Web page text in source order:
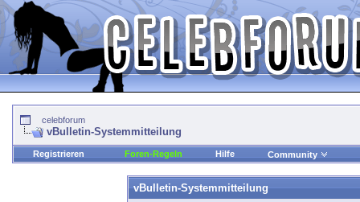
celebforum
vBulletin-Systemmitteilung
Registrieren Foren-Regeln Hilfe Community
vBulletin-Systemmitteilung